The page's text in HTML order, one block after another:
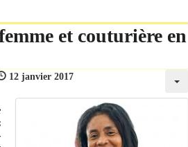
et couturière en
12 janvier 2017